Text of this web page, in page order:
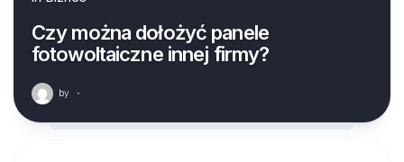
Czy można dołożyć panele
fotowoltaiczne innej firmy?
by ·